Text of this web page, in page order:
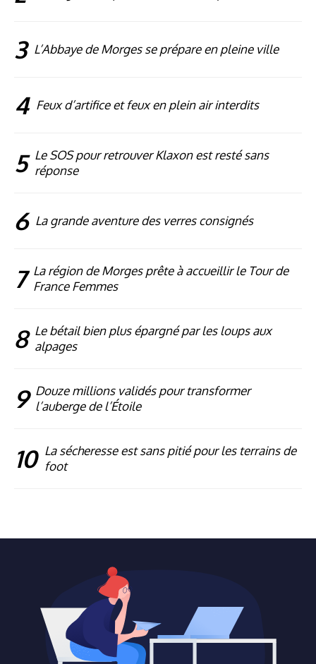
3 L’Abbaye de Morges se prépare en pleine ville
4 Feux d’artifice et feux en plein air interdits
5 Le SOS pour retrouver Klaxon est resté sans
réponse
6 La grande aventure des verres consignés
7 La région de Morges prête à accueillir le Tour de
France Femmes
8 Le bétail bien plus épargné par les loups aux
alpages
9 Douze millions validés pour transformer
l’auberge de l’Étoile
10 La sécheresse est sans pitié pour les terrains de
foot